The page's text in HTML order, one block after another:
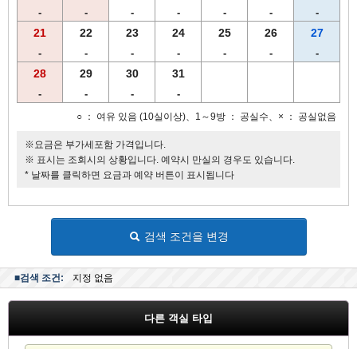
- - - - - - -
21
-
22
-
23
-
24
-
25
-
26
-
27
-
28
-
29
-
30
-
31
-
○ ： 여유 있음 (10실이상)、1～9방 ： 공실수、× ： 공실없음
※요금은 부가세포함 가격입니다.
※ 표시는 조회시의 상황입니다. 예약시 만실의 경우도 있습니다.
* 날짜를 클릭하면 요금과 예약 버튼이 표시됩니다
검색 조건을 변경
■검색 조건: 지정 없음
다른 객실 타입